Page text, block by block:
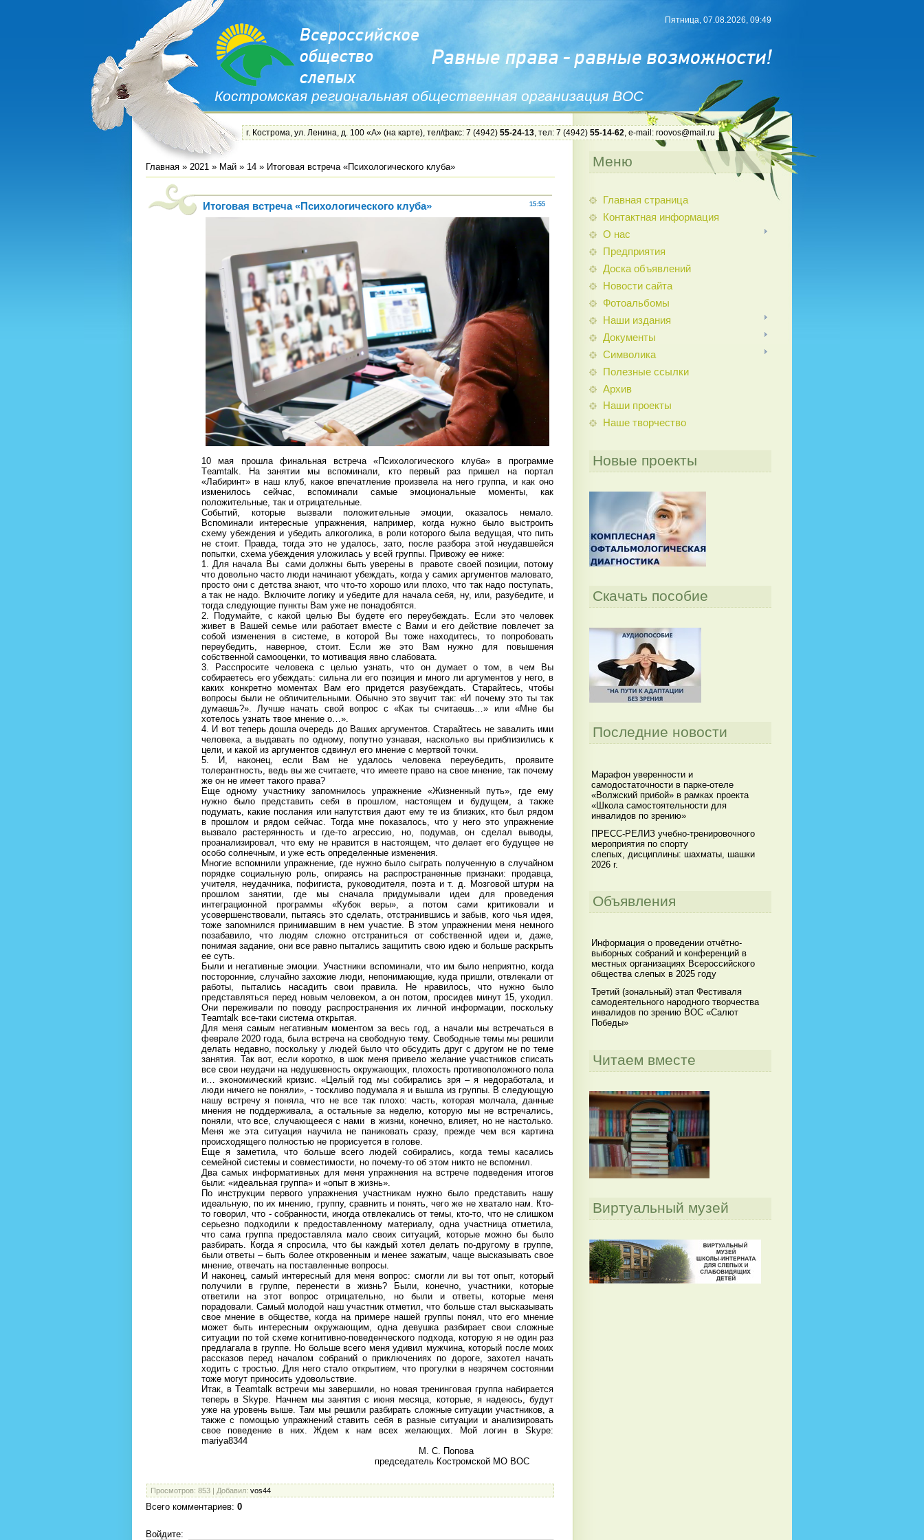
Костромская региональная общественная организация ВОС
Пятница, 07.08.2026, 09:49
г. Кострома, ул. Ленина, д. 100 «А» (на карте), тел/факс: 7 (4942) 55-24-13, тел: 7 (4942) 55-14-62, e-mail: roovos@mail.ru
Главная » 2021 » Май » 14 » Итоговая встреча «Психологического клуба»
15:55
Итоговая встреча «Психологического клуба»
10 мая прошла финальная встреча «Психологического клуба» в программе
Тeamtalk. На занятии мы вспоминали, кто первый раз пришел на портал
«Лабиринт» в наш клуб, какое впечатление произвела на него группа, и как оно
изменилось сейчас, вспоминали самые эмоциональные моменты, как
положительные, так и отрицательные.
Событий, которые вызвали положительные эмоции, оказалось немало.
Вспоминали интересные упражнения, например, когда нужно было выстроить
схему убеждения и убедить алкоголика, в роли которого была ведущая, что пить
не стоит. Правда, тогда это не удалось, зато, после разбора этой неудавшейся
попытки, схема убеждения уложилась у всей группы. Привожу ее ниже:
1. Для начала Вы сами должны быть уверены в правоте своей позиции, потому
что довольно часто люди начинают убеждать, когда у самих аргументов маловато,
просто они с детства знают, что что-то хорошо или плохо, что так надо поступать,
а так не надо. Включите логику и убедите для начала себя, ну, или, разубедите, и
тогда следующие пункты Вам уже не понадобятся.
2. Подумайте, с какой целью Вы будете его переубеждать. Если это человек
живет в Вашей семье или работает вместе с Вами и его действие повлечет за
собой изменения в системе, в которой Вы тоже находитесь, то попробовать
переубедить, наверное, стоит. Если же это Вам нужно для повышения
собственной самооценки, то мотивация явно слабовата.
3. Расспросите человека с целью узнать, что он думает о том, в чем Вы
собираетесь его убеждать: сильна ли его позиция и много ли аргументов у него, в
каких конкретно моментах Вам его придется разубеждать. Старайтесь, чтобы
вопросы были не обличительными. Обычно это звучит так: «И почему это ты так
думаешь?». Лучше начать свой вопрос с «Как ты считаешь…» или «Мне бы
хотелось узнать твое мнение о…».
4. И вот теперь дошла очередь до Ваших аргументов. Старайтесь не завалить ими
человека, а выдавать по одному, попутно узнавая, насколько вы приблизились к
цели, и какой из аргументов сдвинул его мнение с мертвой точки.
5. И, наконец, если Вам не удалось человека переубедить, проявите
толерантность, ведь вы же считаете, что имеете право на свое мнение, так почему
же он не имеет такого права?
Еще одному участнику запомнилось упражнение «Жизненный путь», где ему
нужно было представить себя в прошлом, настоящем и будущем, а также
подумать, какие послания или напутствия дают ему те из близких, кто был рядом
в прошлом и рядом сейчас. Тогда мне показалось, что у него это упражнение
вызвало растерянность и где-то агрессию, но, подумав, он сделал выводы,
проанализировал, что ему не нравится в настоящем, что делает его будущее не
особо солнечным, и уже есть определенные изменения.
Многие вспомнили упражнение, где нужно было сыграть полученную в случайном
порядке социальную роль, опираясь на распространенные признаки: продавца,
учителя, неудачника, пофигиста, руководителя, поэта и т. д. Мозговой штурм на
прошлом занятии, где мы сначала придумывали идеи для проведения
интеграционной программы «Кубок веры», а потом сами критиковали и
усовершенствовали, пытаясь это сделать, отстранившись и забыв, кого чья идея,
тоже запомнился принимавшим в нем участие. В этом упражнении меня немного
позабавило, что людям сложно отстраниться от собственной идеи и, даже,
понимая задание, они все равно пытались защитить свою идею и больше раскрыть
ее суть.
Были и негативные эмоции. Участники вспоминали, что им было неприятно, когда
посторонние, случайно захожие люди, непонимающие, куда пришли, отвлекали от
работы, пытались насадить свои правила. Не нравилось, что нужно было
представляться перед новым человеком, а он потом, просидев минут 15, уходил.
Они переживали по поводу распространения их личной информации, поскольку
Тeamtalk все-таки система открытая.
Для меня самым негативным моментом за весь год, а начали мы встречаться в
феврале 2020 года, была встреча на свободную тему. Свободные темы мы решили
делать недавно, поскольку у людей было что обсудить друг с другом не по теме
занятия. Так вот, если коротко, в шок меня привело желание участников списать
все свои неудачи на недушевность окружающих, плохость противоположного пола
и… экономический кризис. «Целый год мы собирались зря – я недоработала, и
люди ничего не поняли», - тоскливо подумала я и вышла из группы. В следующую
нашу встречу я поняла, что не все так плохо: часть, которая молчала, данные
мнения не поддерживала, а остальные за неделю, которую мы не встречались,
поняли, что все, случающееся с нами в жизни, конечно, влияет, но не настолько.
Меня же эта ситуация научила не паниковать сразу, прежде чем вся картина
происходящего полностью не прорисуется в голове.
Еще я заметила, что больше всего людей собирались, когда темы касались
семейной системы и совместимости, но почему-то об этом никто не вспомнил.
Два самых информативных для меня упражнения на встрече подведения итогов
были: «идеальная группа» и «опыт в жизнь».
По инструкции первого упражнения участникам нужно было представить нашу
идеальную, по их мнению, группу, сравнить и понять, чего же не хватало нам. Кто-
то говорил, что - собранности, иногда отвлекались от темы, кто-то, что не слишком
серьезно подходили к предоставленному материалу, одна участница отметила,
что сама группа предоставляла мало своих ситуаций, которые можно бы было
разбирать. Когда я спросила, что бы каждый хотел делать по-другому в группе,
были ответы – быть более откровенным и менее зажатым, чаще высказывать свое
мнение, отвечать на поставленные вопросы.
И наконец, самый интересный для меня вопрос: смогли ли вы тот опыт, который
получили в группе, перенести в жизнь? Были, конечно, участники, которые
ответили на этот вопрос отрицательно, но были и ответы, которые меня
порадовали. Самый молодой наш участник отметил, что больше стал высказывать
свое мнение в обществе, когда на примере нашей группы понял, что его мнение
может быть интересным окружающим, одна девушка разбирает свои сложные
ситуации по той схеме когнитивно-поведенческого подхода, которую я не один раз
предлагала в группе. Но больше всего меня удивил мужчина, который после моих
рассказов перед началом собраний о приключениях по дороге, захотел начать
ходить с тростью. Для него стало открытием, что прогулки в незрячем состоянии
тоже могут приносить удовольствие.
Итак, в Тeamtalk встречи мы завершили, но новая тренинговая группа набирается
теперь в Skype. Начнем мы занятия с июня месяца, которые, я надеюсь, будут
уже на уровень выше. Там мы решили разбирать сложные ситуации участников, а
также с помощью упражнений ставить себя в разные ситуации и анализировать
свое поведение в них. Ждем к нам всех желающих. Мой логин в Skype:
mariya8344
М. С. Попова
председатель Костромской МО ВОС
Просмотров: 853 | Добавил: vos44
Всего комментариев: 0
Войдите:
Меню
Главная страница
Контактная информация
О нас
Предприятия
Доска объявлений
Новости сайта
Фотоальбомы
Наши издания
Документы
Символика
Полезные ссылки
Архив
Наши проекты
Наше творчество
Новые проекты
Скачать пособие
Последние новости
Марафон уверенности и
самодостаточности в парке-отеле
«Волжский прибой» в рамках проекта
«Школа самостоятельности для
инвалидов по зрению»
ПРЕСС-РЕЛИЗ учебно-тренировочного
мероприятия по спорту
слепых, дисциплины: шахматы, шашки
2026 г.
Объявления
Информация о проведении отчётно-
выборных собраний и конференций в
местных организациях Всероссийского
общества слепых в 2025 году
Третий (зональный) этап Фестиваля
самодеятельного народного творчества
инвалидов по зрению ВОС «Салют
Победы»
Читаем вместе
Виртуальный музей